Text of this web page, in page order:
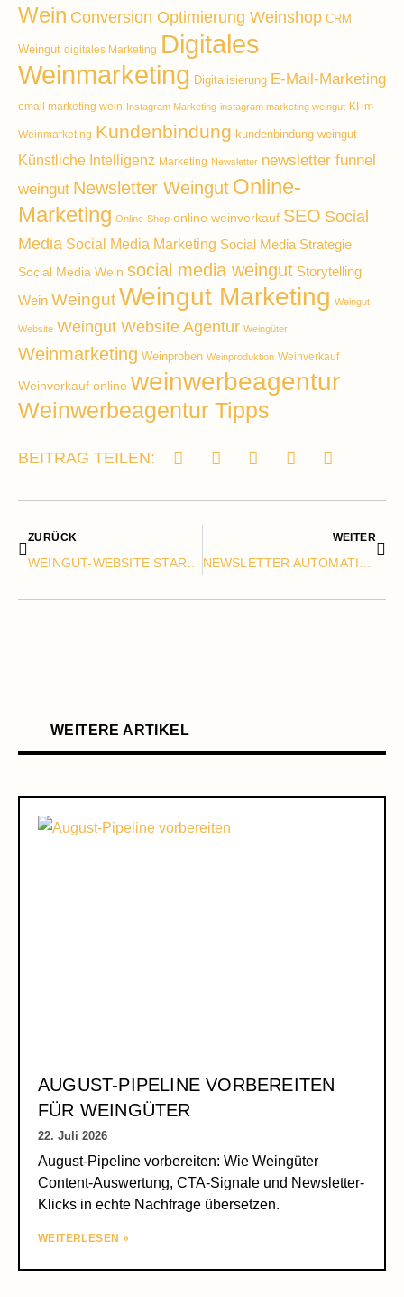
Wein Conversion Optimierung Weinshop CRM
Weingut digitales Marketing Digitales
Weinmarketing Digitalisierung E-Mail-Marketing
email marketing wein Instagram Marketing instagram marketing weingut KI im
Weinmarketing Kundenbindung kundenbindung weingut
Künstliche Intelligenz Marketing Newsletter newsletter funnel
weingut Newsletter Weingut Online-
Marketing Online-Shop online weinverkauf SEO Social
Media Social Media Marketing Social Media Strategie
Social Media Wein social media weingut Storytelling
Wein WeingutWeingut Marketing Weingut
Website Weingut Website Agentur Weingüter
Weinmarketing Weinproben Weinproduktion Weinverkauf
Weinverkauf online weinwerbeagentur
Weinwerbeagentur Tipps
BEITRAG TEILEN:
ZURÜCK WEITER
WEITERE ARTIKEL
AUGUST-PIPELINE VORBEREITEN
FÜR WEINGÜTER
22. Juli 2026
August-Pipeline vorbereiten: Wie Weingüter
Content-Auswertung, CTA-Signale und Newsletter-
Klicks in echte Nachfrage übersetzen.
WEITERLESEN »